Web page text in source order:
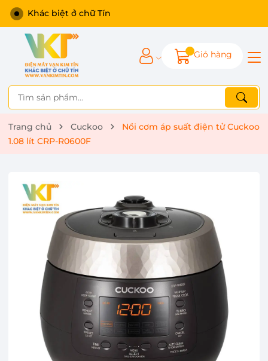
Khác biệt ở chữ Tín
Giỏ hàng
Trang chủ Cuckoo
Nồi cơm áp suất điện tử Cuckoo
1.08 lít CRP-R0600F